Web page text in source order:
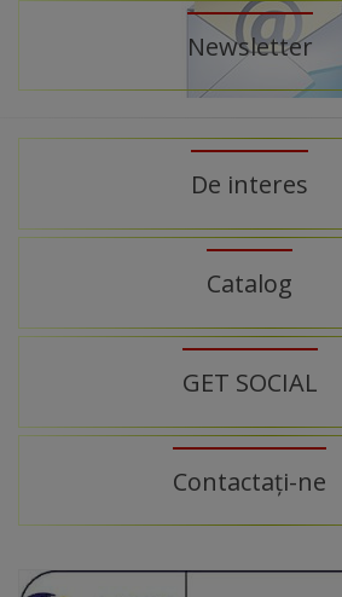
Newsletter
De interes
Catalog
GET SOCIAL
Contactați-ne